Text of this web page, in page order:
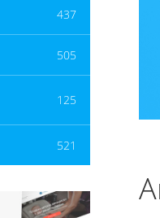
437
505
125
521